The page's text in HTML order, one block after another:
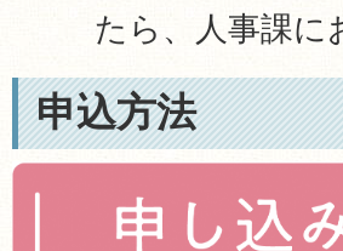
たら、人事課に
申込方法